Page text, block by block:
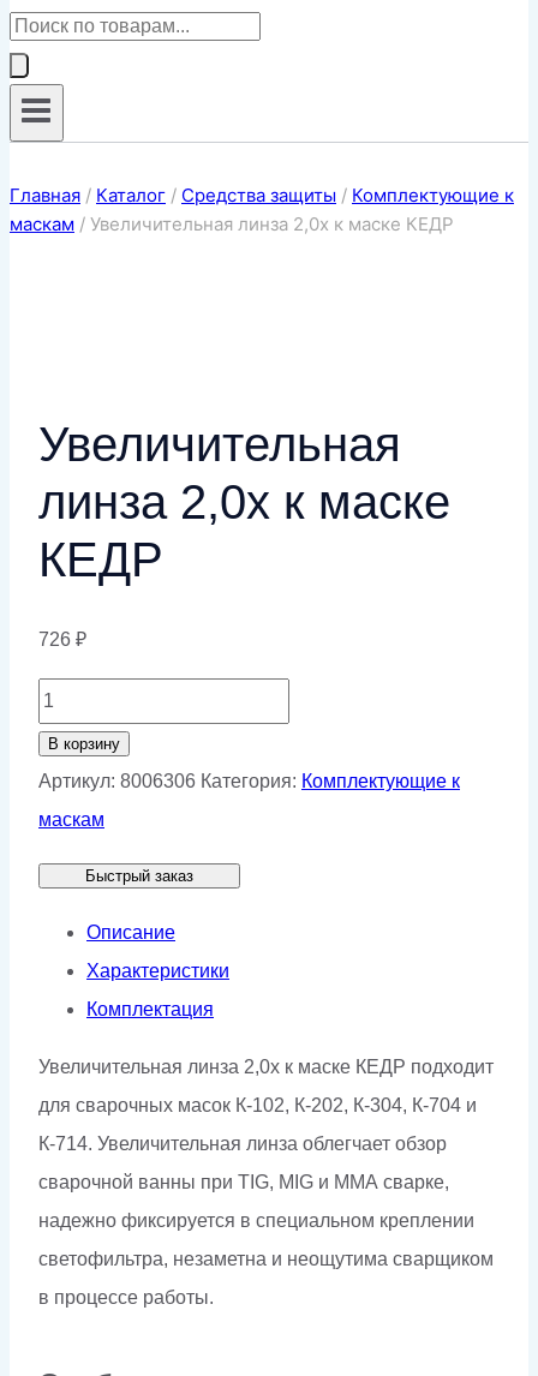
Поиск
товаров
Главная / Каталог / Средства защиты / Комплектующие к
маскам / Увеличительная линза 2,0х к маске КЕДР
Увеличительная
линза 2,0х к маске
КЕДР
726 ₽
Количество
товара
Увеличительная
линза
к
маске
КЕДР
В корзину
Артикул: 8006306 Категория: Комплектующие к
маскам
Быстрый заказ
Описание
Характеристики
Комплектация
Увеличительная линза 2,0х к маске КЕДР подходит
для сварочных масок К-102, К-202, К-304, К-704 и
К-714. Увеличительная линза облегчает обзор
сварочной ванны при TIG, MIG и ММА сварке,
надежно фиксируется в специальном креплении
светофильтра, незаметна и неощутима сварщиком
в процессе работы.